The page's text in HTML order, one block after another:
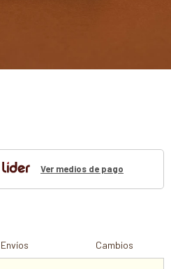
Ver medios de pago
Envíos Cambios